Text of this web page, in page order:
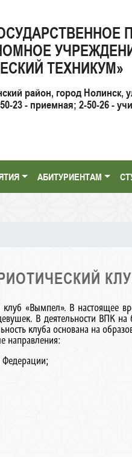
ТЕХНИКУМ»
район, город Нолинск,
23 - приемная; 2-50-26 -
АБИТУРИЕНТАМ
«Вымпел». В настоящее
В деятельности ВПК на
клуба основана на
направления:
Федерации;